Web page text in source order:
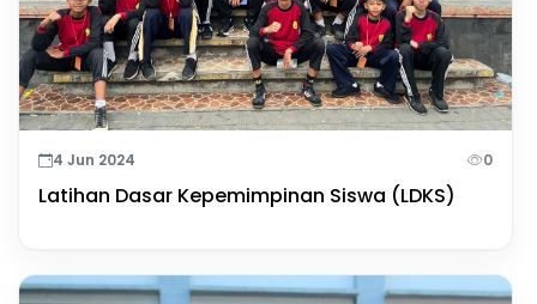
4 Jun 2024 0
Latihan Dasar Kepemimpinan Siswa (LDKS)